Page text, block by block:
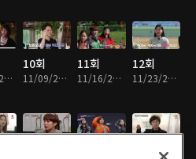
11/02/2021 • 1시간 34분
10회
11/09/2021 • 1시간 17분
11회
11/16/2021 • 1시간 28분
12회
11/23/2021 • 1시간 27분